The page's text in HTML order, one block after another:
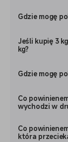
Gdzie mogę
Jeśli kupię 3
kg?
Gdzie mogę
Co
wychodzi w
Co
która